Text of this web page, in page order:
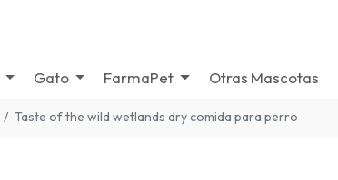
Gato FarmaPet Otras Mascotas
Taste of the wild wetlands dry comida para perro